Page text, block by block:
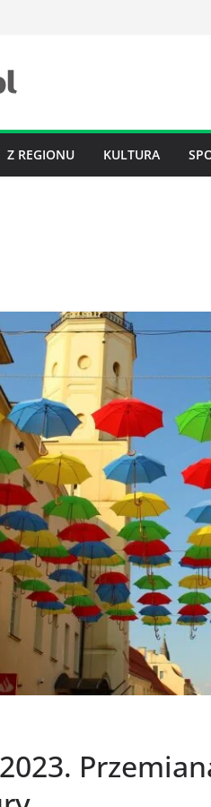
Z REGIONU KULTURA